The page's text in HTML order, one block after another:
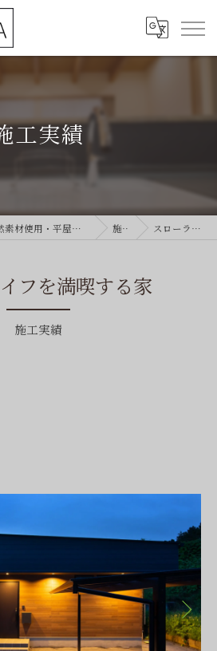
工実績
松阪市の注文住宅｜自然素材使用・平屋対応！おしゃれな注文住宅なら「U-HOUSE 上村建築株式会社」 施工実績 スローライフを満喫する家
施工実績
フを満喫する家